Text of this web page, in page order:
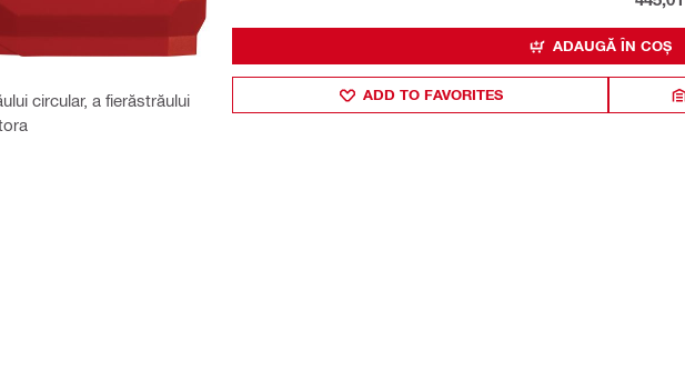
circular, a fierăstrăului
ADAUGĂ ÎN COȘ
ADD TO FAVORITES